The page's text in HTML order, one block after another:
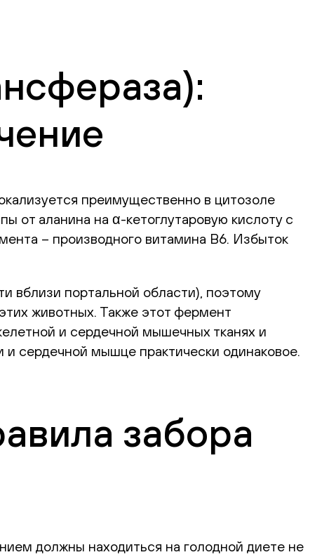
преимущественно в цитозоле
от аланина на α-кетоглутаровую кислоту с
– производного витамина В6. Избыток
вблизи портальной области), поэтому
животных. Также этот фермент
и сердечной мышечных тканях и
сердечной мышце практически одинаковое.
забора
должны находиться на голодной диете не